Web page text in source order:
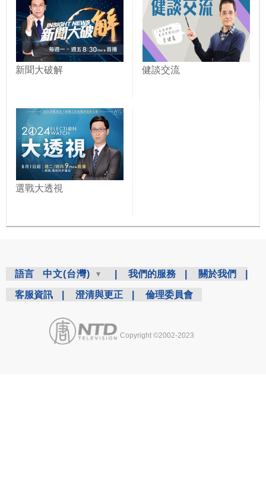
新聞大破解 健談交流
選戰大透視
語言 中文(台灣) 我們的服務 關於我們
客服資訊 澄清與更正 倫理委員會
Copyright ©2002-2023